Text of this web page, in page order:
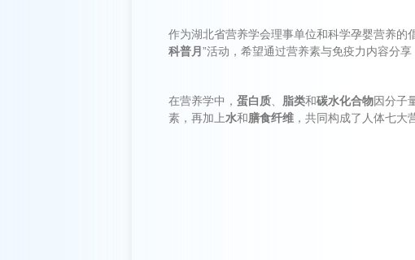
作为湖北省营养学会理事单位和科学孕婴营养的
科普月 ”活动，希望通过营养素与免疫力内容分
在营养学中， 蛋白质 脂类和碳水化合物因分子
素，再加上水和 膳食纤维 ，共同构成了人体七大